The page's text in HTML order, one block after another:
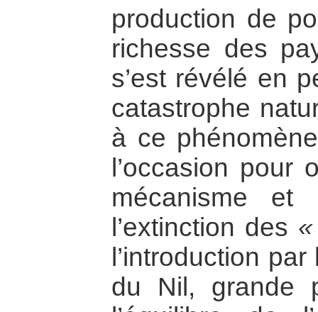
production de
richesse des
s’est révélé en
catastrophe
à ce
l’occasion pour
mécanisme et
l’extinction des
l’introduction
du Nil, grande